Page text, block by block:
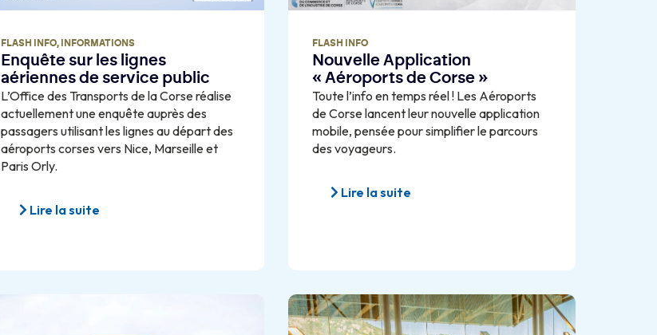
FLASH INFO, INFORMATIONS
Enquête sur les lignes
aériennes de service public
L’Office des Transports de la Corse réalise
actuellement une enquête auprès des
passagers utilisant les lignes au départ des
aéroports corses vers Nice, Marseille et
Paris Orly.
Lire la suite
FLASH INFO
Nouvelle Application
« Aéroports de Corse »
Toute l’info en temps réel ! Les Aéroports
de Corse lancent leur nouvelle application
mobile, pensée pour simplifier le parcours
des voyageurs.
Lire la suite